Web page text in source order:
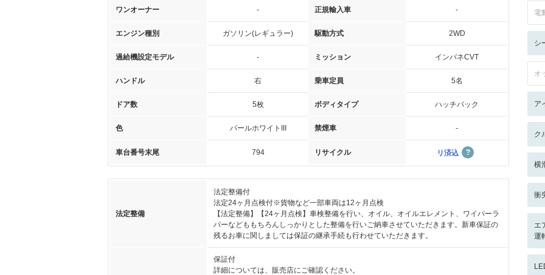
ワンオーナー - 正規輸入車 -
エンジン種別 ガソリン(レギュラー) 駆動方式 2WD
過給機設定モデル - ミッション インパネCVT
ハンドル 右 乗車定員 5名
ドア数 5枚 ボディタイプ ハッチバック
色 パールホワイトIII 禁煙車 -
車台番号末尾 794 リサイクル リ済込
法定整備
法定整備付
法定24ヶ月点検付※貨物など一部車両は12ヶ月点検
【法定整備】【24ヶ月点検】車検整備を行い、オイル、オイルエレメント、ワイパーラ
バーなどももちろんしっかりとした整備を行いご納車させていただきます。新車保証の
残るお車に関しましては保証の継承手続も行わせていただきます。
保証付
詳細については、販売店にご確認ください。
電
シ
オ
ア
ク
横
衝
エ
運